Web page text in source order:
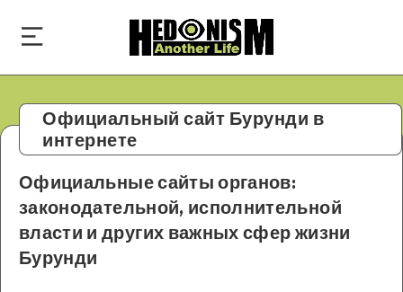
Официальный сайт Бурунди в
интернете
Официальные сайты органов:
законодательной, исполнительной
власти и других важных сфер жизни
Бурунди